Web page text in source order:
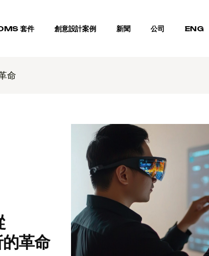
套件 創意設計案例 新聞 公司 ENG
命
革命